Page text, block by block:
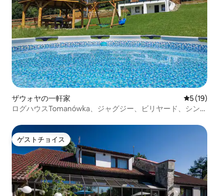
ザウォヤの一軒家 レビュー
5 (19)
ログハウスTomanówka、ジャグジー、ビリヤード、シンバ
ゲストチョイス
ゲストチョイス